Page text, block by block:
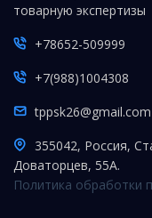
товарную экспертизы
+78652-509999
+7(988)1004308
tppsk26@gmail.com
355042, Россия,
Доваторцев, 55А.
Политика обработки